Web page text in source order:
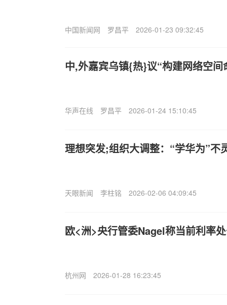
中国新闻网 罗昌平 2026-01-23 09:32:45
中,外嘉宾乌镇{热}议“构建网络空间
华声在线 罗昌平 2026-01-24 15:10:45
理想突发;组织大调整：“学华为”不
天眼新闻 李柱铭 2026-02-06 04:09:45
欧<洲>央行管委Nagel称当前利率
杭州网 2026-01-28 16:23:45